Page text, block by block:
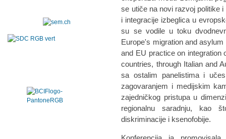
se utiče na novi razvoj politike
i integracije izbeglica u
su se vodile u toku
Europe's migration and
and EU practice on integration
countries, through Italian and
sa ostalim panelistima i
zagovaranjem i medijskim
zajedničkog pristupa u
regionalnu saradnju, kao
diskriminacije i ksenofobije.